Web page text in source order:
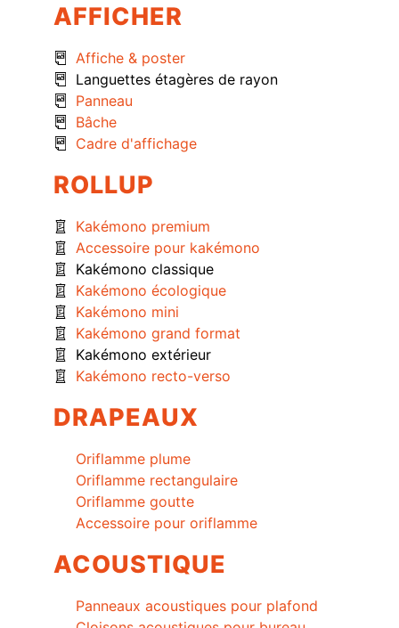
AFFICHER
Affiche & poster
Languettes étagères de rayon
Panneau
Bâche
Cadre d'affichage
ROLLUP
Kakémono premium
Accessoire pour kakémono
Kakémono classique
Kakémono écologique
Kakémono mini
Kakémono grand format
Kakémono extérieur
Kakémono recto-verso
DRAPEAUX
Oriflamme plume
Oriflamme rectangulaire
Oriflamme goutte
Accessoire pour oriflamme
ACOUSTIQUE
Panneaux acoustiques pour plafond